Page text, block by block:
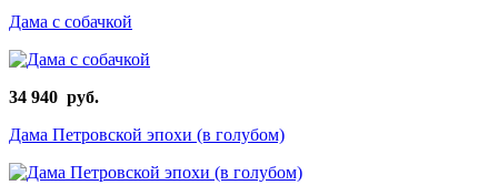
Дама с собачкой
34 940 руб.
Дама Петровской эпохи (в голубом)